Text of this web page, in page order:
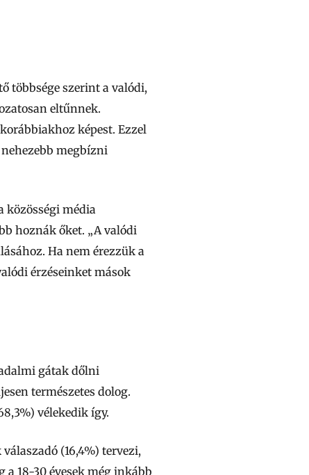
többsége szerint a valódi,
eltűnnek.
képest. Ezzel
megbízni
közösségi média
hoznák őket. „A valódi
Ha nem érezzük a
érzéseinket mások
gátak dőlni
természetes dolog.
vélekedik így.
(16,4%) tervezi,
18-30 évesek még inkább